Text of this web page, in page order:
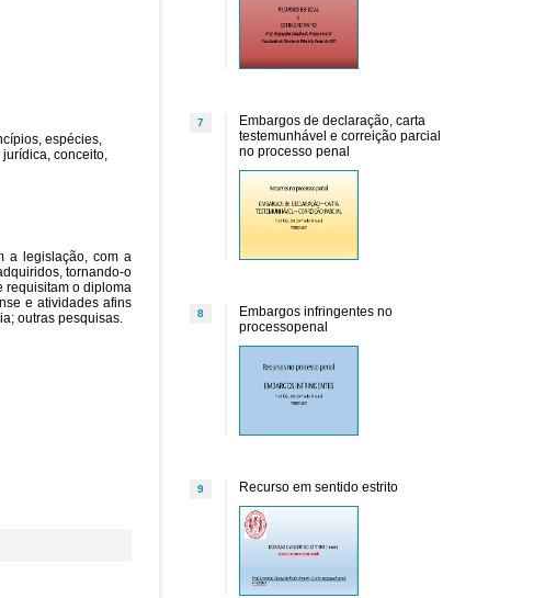
espécies,
conceito,
a legislação, com a
tornando-o
requisitam o diploma
e atividades afins
outras pesquisas.
7
Embargos de declaração, carta
testemunhável e correição parcial
no processo penal
8
Embargos infringentes no
processopenal
9 Recurso em sentido estrito